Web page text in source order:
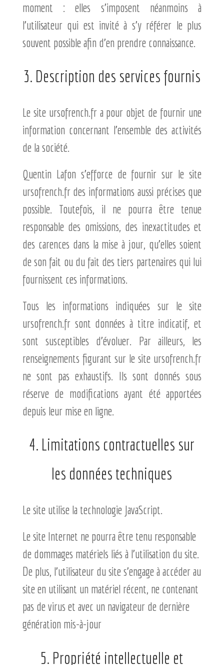
moment : elles s’imposent néanmoins à
l’utilisateur qui est invité à s’y référer le plus
souvent possible afin d’en prendre connaissance.
3. Description des services fournis
Le site ursofrench.fr a pour objet de fournir une
information concernant l’ensemble des activités
de la société.
Quentin Lafon s’efforce de fournir sur le site
ursofrench.fr des informations aussi précises que
possible. Toutefois, il ne pourra être tenue
responsable des omissions, des inexactitudes et
des carences dans la mise à jour, qu’elles soient
de son fait ou du fait des tiers partenaires qui lui
fournissent ces informations.
Tous les informations indiquées sur le site
ursofrench.fr sont données à titre indicatif, et
sont susceptibles d’évoluer. Par ailleurs, les
renseignements figurant sur le site ursofrench.fr
ne sont pas exhaustifs. Ils sont donnés sous
réserve de modifications ayant été apportées
depuis leur mise en ligne.
4. Limitations contractuelles sur
les données techniques
Le site utilise la technologie JavaScript.
Le site Internet ne pourra être tenu responsable
de dommages matériels liés à l’utilisation du site.
De plus, l’utilisateur du site s’engage à accéder au
site en utilisant un matériel récent, ne contenant
pas de virus et avec un navigateur de dernière
génération mis-à-jour
5. Propriété intellectuelle et